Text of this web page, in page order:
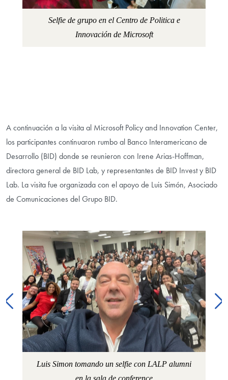
Selfie de grupo en el Centro de Politica e
Innovación de Microsoft
A continuación a la visita al Microsoft Policy and Innovation Center,
los participantes continuaron rumbo al Banco Interamericano de
Desarrollo (BID) donde se reunieron con Irene Arias-Hoffman,
directora general de BID Lab, y representantes de BID Invest y BID
Lab. La visita fue organizada con el apoyo de Luis Simón, Asociado
de Comunicaciones del Grupo BID.
Luis Simon tomando un selfie con LALP alumni
en la sala de conference